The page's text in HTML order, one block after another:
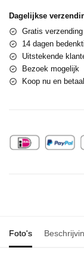
Dagelijkse
Gratis
14 dagen
Uitstekende
Bezoek mogelijk
Koop nu en
Foto's